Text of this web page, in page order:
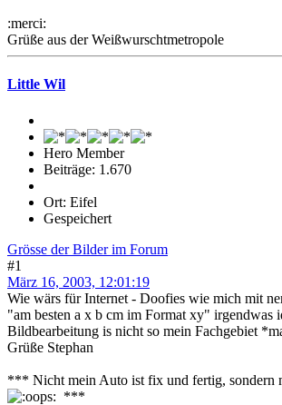
:merci:
Grüße aus der Weißwurschtmetropole
Little Wil
Hero Member
Beiträge: 1.670
Ort: Eifel
Gespeichert
Grösse der Bilder im Forum
#1
März 16, 2003, 12:01:19
Wie wärs für Internet - Doofies wie mich mit
"am besten a x b cm im Format xy" irgendwas
Bildbearbeitung is nicht so mein Fachgebiet
Grüße Stephan
*** Nicht mein Auto ist fix und fertig, sondern
***